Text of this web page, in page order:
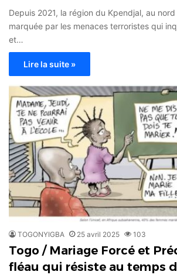
Depuis 2021, la région du Kpendjal, au
marquée par les menaces terroristes qui
et…
Lire la suite »
TOGONYIGBA 25 avril 2025 103
Togo / Mariage Forcé et
fléau qui résiste au temps